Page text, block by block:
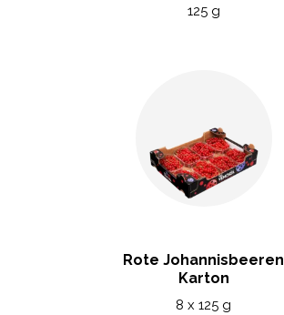
125 g
Rote Johannisbeeren
Karton
8 x 125 g